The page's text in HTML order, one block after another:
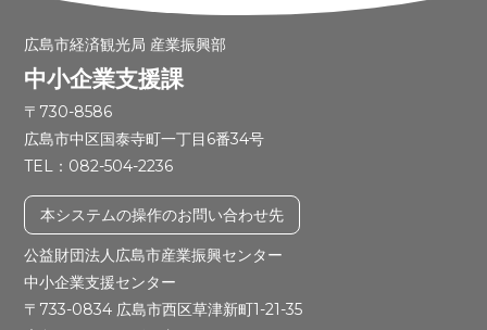
020年現在、IRONCAD は国内数千社に採
用実績有り） 【代表的な自社開発ソフトウ
ロボットシミュレーター「icROBOSim」、
nerator」など
広島市経済観光局 産業振興部
中小企業支援課
〒730-8586
広島市中区国泰寺町一丁目6番34号
TEL：082-504-2236
本システムの操作のお問い合わせ先
公益財団法人広島市産業振興センター
中小企業支援センター
〒733-0834 広島市西区草津新町1-21-35